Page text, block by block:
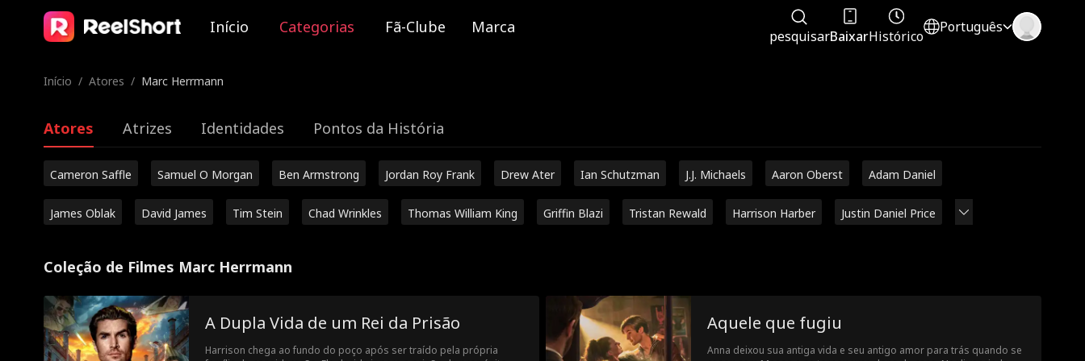
Início Categorias Fã-Clube Marca pesquisarBaixarHistórico
Português
Início / Atores / Marc Herrmann
Atores Atrizes Identidades Pontos da História
Cameron Saffle Samuel O Morgan Ben Armstrong Jordan Roy Frank Drew Ater Ian Schutzman J.J. Michaels Aaron Oberst Adam Daniel
James Oblak David James Tim Stein Chad Wrinkles Thomas William King Griffin Blazi Tristan Rewald Harrison Harber Justin Daniel Price
Coleção de Filmes Marc Herrmann
A Dupla Vida de um Rei da Prisão
Harrison chega ao fundo do poço após ser traído pela própria
Aquele que fugiu
Anna deixou sua antiga vida e seu antigo amor para trás quando se